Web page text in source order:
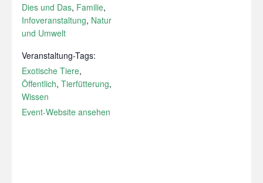
Dies und Das, Familie,
Infoveranstaltung, Natur
und Umwelt
Veranstaltung-Tags:
Exotische Tiere,
Öffentlich, Tierfütterung,
Wissen
Event-Website ansehen